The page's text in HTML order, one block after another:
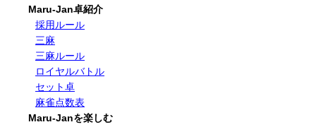
Maru-Jan卓紹介
採用ルール
三麻
三麻ルール
ロイヤルバトル
セット卓
麻雀点数表
Maru-Janを楽しむ